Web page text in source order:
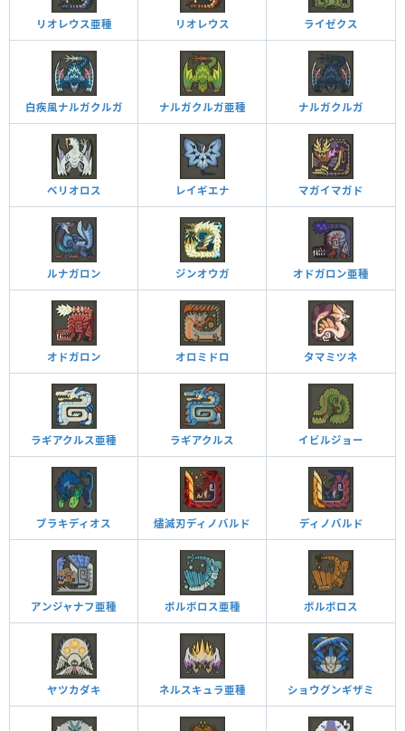
リオレウス亜種 リオレウス ライゼクス
白疾風ナルガクルガ ナルガクルガ亜種 ナルガクルガ
ベリオロス レイギエナ マガイマガド
ルナガロン ジンオウガ オドガロン亜種
オドガロン オロミドロ タマミツネ
ラギアクルス亜種 ラギアクルス イビルジョー
ブラキディオス 燼滅刃ディノバルド ディノバルド
アンジャナフ亜種 ボルボロス亜種 ボルボロス
ヤツカダキ ネルスキュラ亜種 ショウグンギザミ